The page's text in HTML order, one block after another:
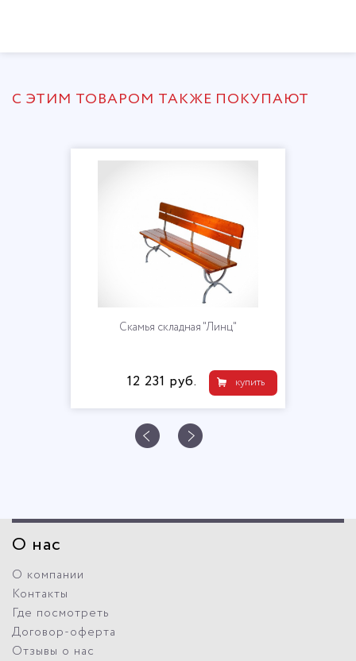
С ЭТИМ ТОВАРОМ ТАКЖЕ ПОКУПАЮТ
Скамья складная "Линц"
купить
12 231 руб.
О нас
О компании
Контакты
Где посмотреть
Договор-оферта
Отзывы о нас